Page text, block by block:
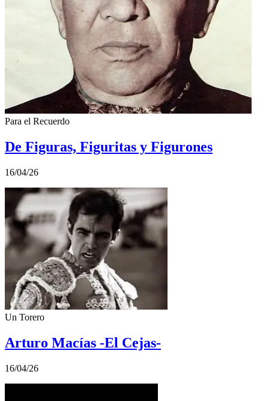
Para el Recuerdo
De Figuras, Figuritas y Figurones
16/04/26
Un Torero
Arturo Macías -El Cejas-
16/04/26